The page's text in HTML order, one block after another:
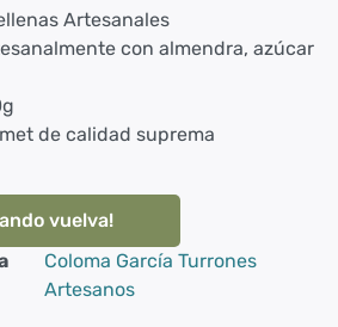
Artesanales
con almendra, azúcar
de calidad suprema
vuelva!
Coloma García Turrones
Artesanos